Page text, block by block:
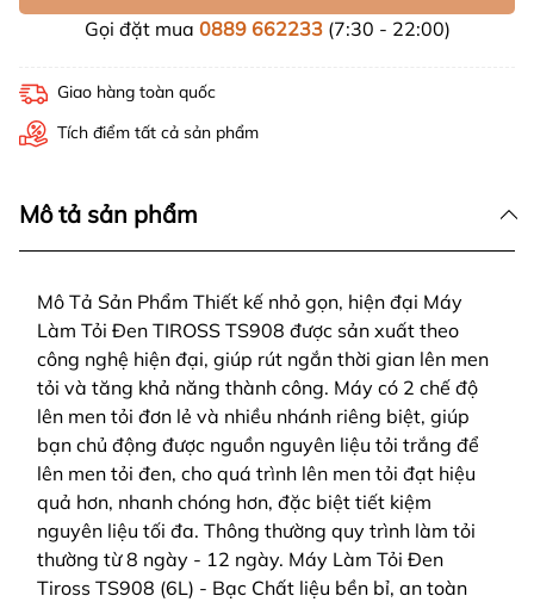
Gọi đặt mua 0889 662233(7:30 - 22:00)
Giao hàng toàn quốc
Tích điểm tất cả sản phẩm
Mô tả sản phẩm
Mô Tả Sản Phẩm Thiết kế nhỏ gọn, hiện đại Máy
Làm Tỏi Đen TIROSS TS908 được sản xuất theo
công nghệ hiện đại, giúp rút ngắn thời gian lên men
tỏi và tăng khả năng thành công. Máy có 2 chế độ
lên men tỏi đơn lẻ và nhiều nhánh riêng biệt, giúp
bạn chủ động được nguồn nguyên liệu tỏi trắng để
lên men tỏi đen, cho quá trình lên men tỏi đạt hiệu
quả hơn, nhanh chóng hơn, đặc biệt tiết kiệm
nguyên liệu tối đa. Thông thường quy trình làm tỏi
thường từ 8 ngày - 12 ngày. Máy Làm Tỏi Đen
Tiross TS908 (6L) - Bạc Chất liệu bền bỉ, an toàn